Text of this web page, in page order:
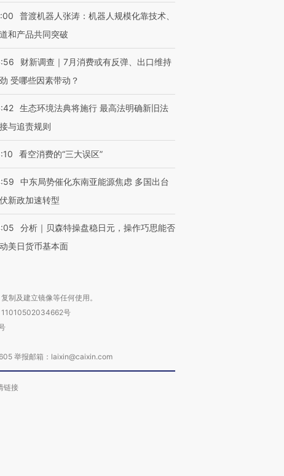
普渡机器人张涛：机器人规模化靠技术、
和产品共同突破
财新调查｜7月消费或有反弹、出口维持
受哪些因素带动？
生态环境法典将施行 最高法明确新旧法
与追责规则
看空消费的“三大误区”
中东局势催化东南亚能源焦虑 多国出台
新政加速转型
分析｜贝森特操盘稳日元，操作巧思能否
美日货币基本面
制及建立镜像等任何使用。
11010502034662号
举报邮箱：laixin@caixin.com
链接